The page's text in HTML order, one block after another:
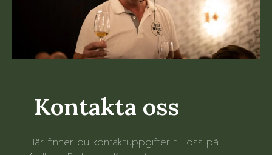
Kontakta oss
Här finner du kontaktuppgifter till oss på